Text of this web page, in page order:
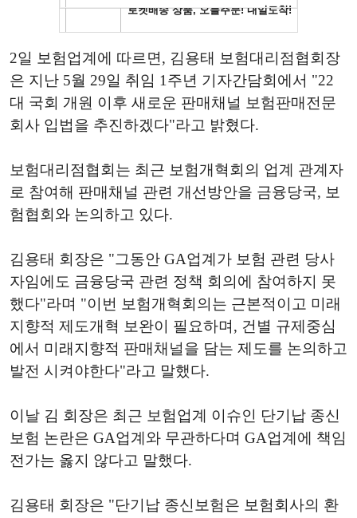
2일 보험업계에 따르면, 김용태 보험대리점협회장
은 지난 5월 29일 취임 1주년 기자간담회에서 "22
대 국회 개원 이후 새로운 판매채널 보험판매전문
회사 입법을 추진하겠다"라고 밝혔다.
보험대리점협회는 최근 보험개혁회의 업계 관계자
로 참여해 판매채널 관련 개선방안을 금융당국, 보
험협회와 논의하고 있다.
김용태 회장은 "그동안 GA업계가 보험 관련 당사
자임에도 금융당국 관련 정책 회의에 참여하지 못
했다"라며 "이번 보험개혁회의는 근본적이고 미래
지향적 제도개혁 보완이 필요하며, 건별 규제중심
에서 미래지향적 판매채널을 담는 제도를 논의하고
발전 시켜야한다"라고 말했다.
이날 김 회장은 최근 보험업계 이슈인 단기납 종신
보험 논란은 GA업계와 무관하다며 GA업계에 책임
전가는 옳지 않다고 말했다.
김용태 회장은 "단기납 종신보험은 보험회사의 환